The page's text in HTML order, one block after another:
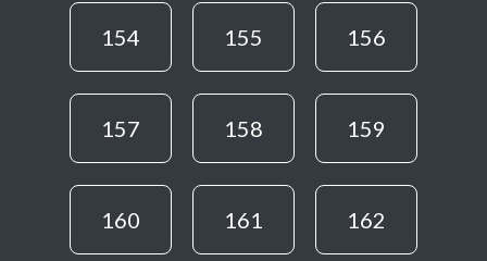
154 155 156
157 158 159
160 161 162